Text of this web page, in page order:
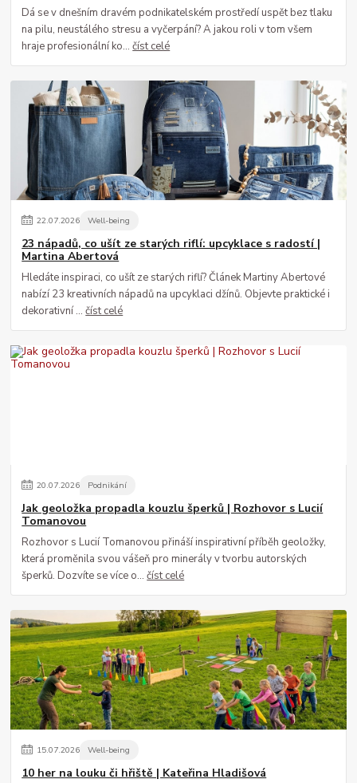
Dá se v dnešním dravém podnikatelském prostředí uspět bez tlaku
na pilu, neustálého stresu a vyčerpání? A jakou roli v tom všem
hraje profesionální ko...číst celé
22.07.2026 Well-being
23 nápadů, co ušít ze starých riflí: upcyklace s radostí |
Martina Abertová
Hledáte inspiraci, co ušít ze starých riflí? Článek Martiny Abertové
nabízí 23 kreativních nápadů na upcyklaci džínů. Objevte praktické i
dekorativní ...číst celé
20.07.2026 Podnikání
Jak geoložka propadla kouzlu šperků | Rozhovor s Lucií
Tomanovou
Rozhovor s Lucií Tomanovou přináší inspirativní příběh geoložky,
která proměnila svou vášeň pro minerály v tvorbu autorských
šperků. Dozvíte se více o...číst celé
15.07.2026 Well-being
10 her na louku či hřiště | Kateřina Hladišová